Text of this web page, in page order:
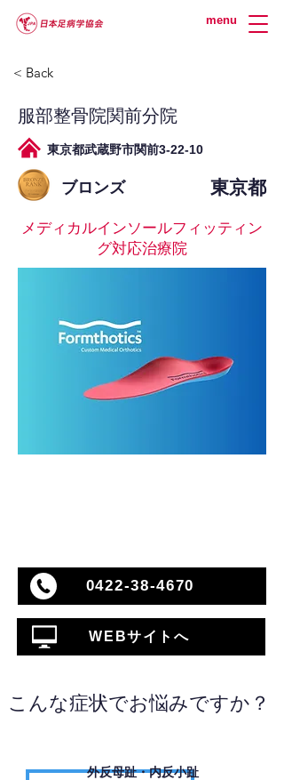
menu
< Back
服部整骨院関前分院
東京都武蔵野市関前3-22-10
ブロンズ 東京都
メディカルインソールフィッティン
グ対応治療院
0422-38-4670
WEBサイトへ
こんな症状でお悩みですか？
外反母趾・内反小趾